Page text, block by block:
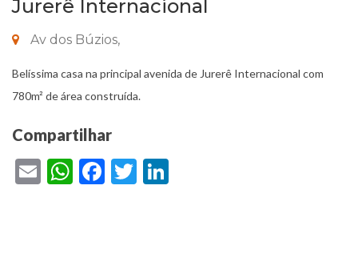
Jurerê Internacional
Av dos Búzios,
Belíssima casa na principal avenida de Jurerê Internacional com
780m² de área construída.
Compartilhar
EmailWhatsApp
Facebook
Twitter